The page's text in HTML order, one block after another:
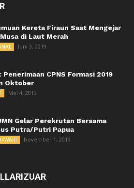
Kereta Firaun Saat Mengejar
di Laut Merah
Juni 3, 2019
Penerimaan CPNS Formasi 2019
Oktober
Mei 4, 2019
Gelar Perekrutan Bersama
Putra/Putri Papua
November 1, 2019